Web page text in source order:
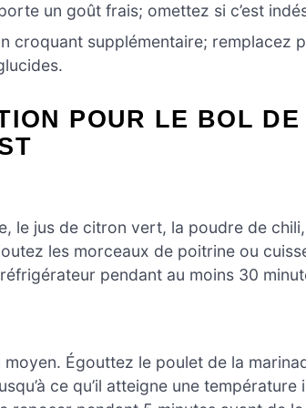
un goût frais; omettez si c’est
croquant supplémentaire; remplacez
POUR LE BOL
le jus de citron vert, la poudre de
les morceaux de poitrine ou
pendant au moins 30
Égouttez le poulet de la
ce qu’il atteigne une température